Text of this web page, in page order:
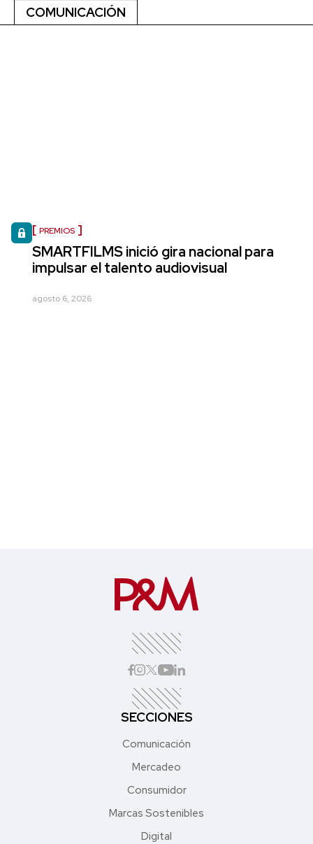
COMUNICACIÓN
PREMIOS
SMARTFILMS inició gira nacional para
impulsar el talento audiovisual
agosto 6, 2026
SECCIONES
Comunicación
Mercadeo
Consumidor
Marcas Sostenibles
Digital